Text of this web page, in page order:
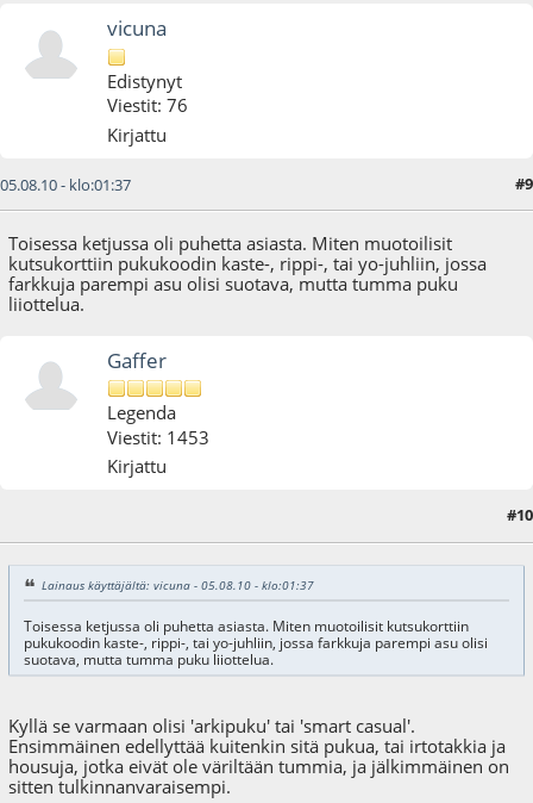
vicuna
Edistynyt
Viestit: 76
Kirjattu
05.08.10 - klo:01:37 #9
Toisessa ketjussa oli puhetta asiasta. Miten muotoilisit
kutsukorttiin pukukoodin kaste-, rippi-, tai yo-juhliin, jossa
farkkuja parempi asu olisi suotava, mutta tumma puku
liiottelua.
Gaffer
Legenda
Viestit: 1453
Kirjattu
#10
Lainaus käyttäjältä: vicuna - 05.08.10 - klo:01:37
Toisessa ketjussa oli puhetta asiasta. Miten muotoilisit kutsukorttiin
pukukoodin kaste-, rippi-, tai yo-juhliin, jossa farkkuja parempi asu olisi
suotava, mutta tumma puku liiottelua.
Kyllä se varmaan olisi 'arkipuku' tai 'smart casual'.
Ensimmäinen edellyttää kuitenkin sitä pukua, tai irtotakkia ja
housuja, jotka eivät ole väriltään tummia, ja jälkimmäinen on
sitten tulkinnanvaraisempi.